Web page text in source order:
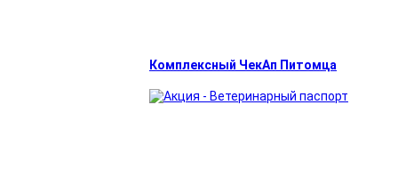
Комплексный ЧекАп Питомца